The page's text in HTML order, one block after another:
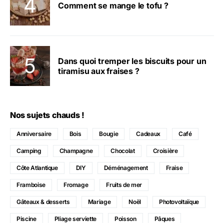
Comment se mange le tofu ?
Dans quoi tremper les biscuits pour un
tiramisu aux fraises ?
Nos sujets chauds !
Anniversaire Bois Bougie Cadeaux Café
Camping Champagne Chocolat Croisière
Côte Atlantique DIY Déménagement Fraise
Framboise Fromage Fruits de mer
Gâteaux & desserts Mariage Noël Photovoltaïque
Piscine Pliage serviette Poisson Pâques